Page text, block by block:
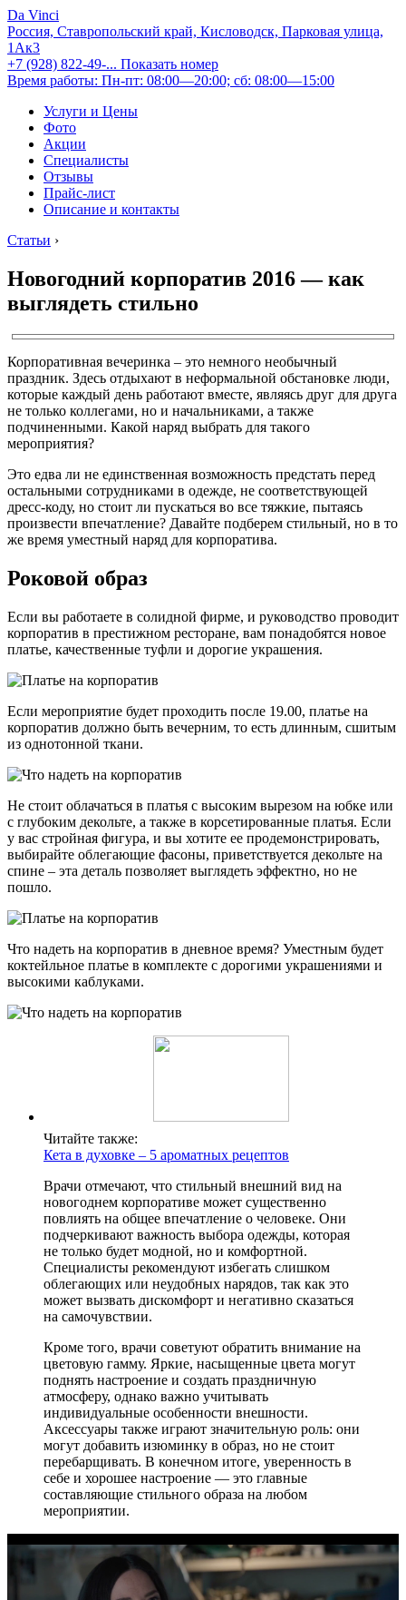
Da Vinci
Россия, Ставропольский край, Кисловодск, Парковая улица,
1Ак3
+7 (928) 822-49-... Показать номер
Время работы: Пн-пт: 08:00—20:00; сб: 08:00—15:00
Услуги и Цены
Фото
Акции
Специалисты
Отзывы
Прайс-лист
Описание и контакты
Статьи ›
Новогодний корпоратив 2016 — как
выглядеть стильно
Корпоративная вечеринка – это немного необычный
праздник. Здесь отдыхают в неформальной обстановке люди,
которые каждый день работают вместе, являясь друг для друга
не только коллегами, но и начальниками, а также
подчиненными. Какой наряд выбрать для такого
мероприятия?
Это едва ли не единственная возможность предстать перед
остальными сотрудниками в одежде, не соответствующей
дресс-коду, но стоит ли пускаться во все тяжкие, пытаясь
произвести впечатление? Давайте подберем стильный, но в то
же время уместный наряд для корпоратива.
Роковой образ
Если вы работаете в солидной фирме, и руководство проводит
корпоратив в престижном ресторане, вам понадобятся новое
платье, качественные туфли и дорогие украшения.
Если мероприятие будет проходить после 19.00, платье на
корпоратив должно быть вечерним, то есть длинным, сшитым
из однотонной ткани.
Не стоит облачаться в платья с высоким вырезом на юбке или
с глубоким декольте, а также в корсетированные платья. Если
у вас стройная фигура, и вы хотите ее продемонстрировать,
выбирайте облегающие фасоны, приветствуется декольте на
спине – эта деталь позволяет выглядеть эффектно, но не
пошло.
Что надеть на корпоратив в дневное время? Уместным будет
коктейльное платье в комплекте с дорогими украшениями и
высокими каблуками.
Читайте также:
Кета в духовке – 5 ароматных рецептов
Врачи отмечают, что стильный внешний вид на
новогоднем корпоративе может существенно
повлиять на общее впечатление о человеке. Они
подчеркивают важность выбора одежды, которая
не только будет модной, но и комфортной.
Специалисты рекомендуют избегать слишком
облегающих или неудобных нарядов, так как это
может вызвать дискомфорт и негативно сказаться
на самочувствии.
Кроме того, врачи советуют обратить внимание на
цветовую гамму. Яркие, насыщенные цвета могут
поднять настроение и создать праздничную
атмосферу, однако важно учитывать
индивидуальные особенности внешности.
Аксессуары также играют значительную роль: они
могут добавить изюминку в образ, но не стоит
перебарщивать. В конечном итоге, уверенность в
себе и хорошее настроение — это главные
составляющие стильного образа на любом
мероприятии.